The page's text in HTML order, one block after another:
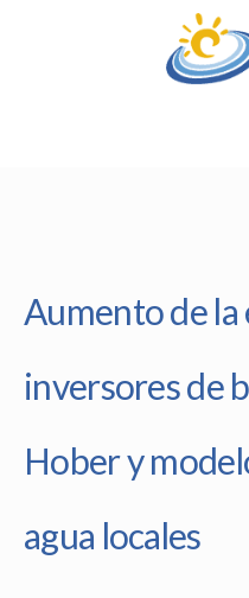
Aumento de
inversores de
Hober y
agua locales